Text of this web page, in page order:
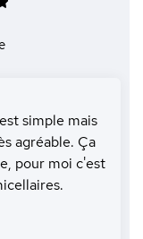
simple mais
agréable. Ça
pour moi c'est